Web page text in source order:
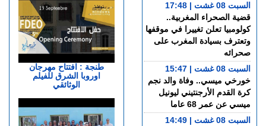
طنجة : افتتاح مهرجان
اوروبا الشرق للفيلم
الوثائقي
السبت 08 غشت | 17:48
قضية الصحراء المغربية..
كولومبيا تعلن تغييرا في موقفها
وتعترف بسيادة المغرب على
صحرائه
السبت 08 غشت | 15:47
خورخي ميسي.. وفاة والد نجم
كرة القدم الأرجنتيني ليونيل
ميسي عن عمر 68 عاما
السبت 08 غشت | 14:49